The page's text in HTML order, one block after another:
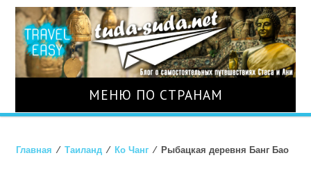
МЕНЮ ПО СТРАНАМ
Главная ⁄Таиланд ⁄ Ко Чанг ⁄ Рыбацкая деревня Банг Бао